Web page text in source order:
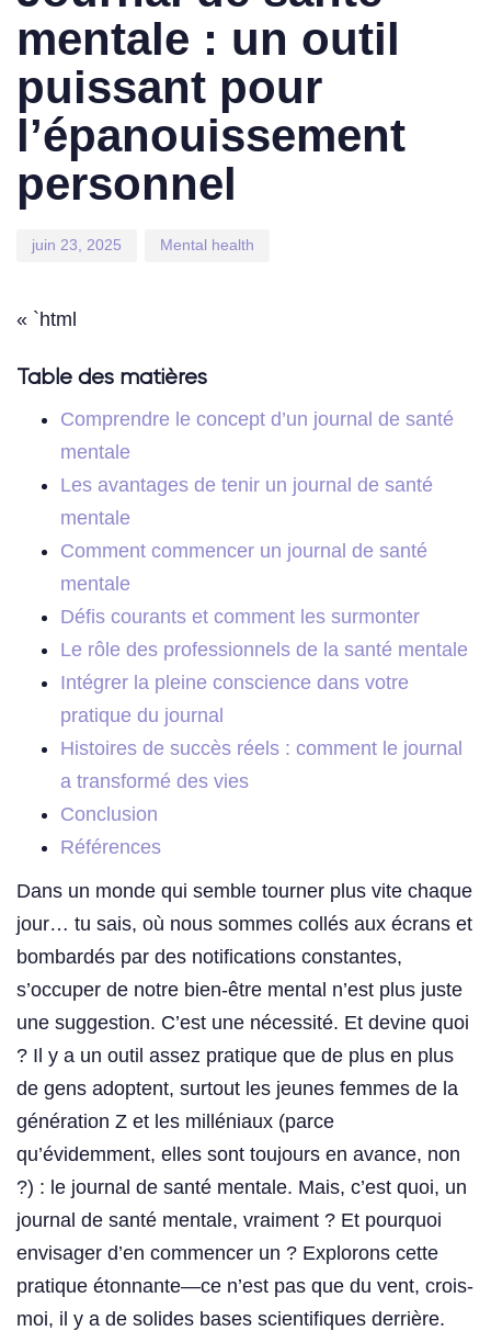
mentale : un outil
puissant pour
l’épanouissement
personnel
juin 23, 2025 Mental health
« `html
Table des matières
Comprendre le concept d’un journal de santé
mentale
Les avantages de tenir un journal de santé
mentale
Comment commencer un journal de santé
mentale
Défis courants et comment les surmonter
Le rôle des professionnels de la santé mentale
Intégrer la pleine conscience dans votre
pratique du journal
Histoires de succès réels : comment le journal
a transformé des vies
Conclusion
Références
Dans un monde qui semble tourner plus vite chaque
jour… tu sais, où nous sommes collés aux écrans et
bombardés par des notifications constantes,
s’occuper de notre bien-être mental n’est plus juste
une suggestion. C’est une nécessité. Et devine quoi
? Il y a un outil assez pratique que de plus en plus
de gens adoptent, surtout les jeunes femmes de la
génération Z et les milléniaux (parce
qu’évidemment, elles sont toujours en avance, non
?) : le journal de santé mentale. Mais, c’est quoi, un
journal de santé mentale, vraiment ? Et pourquoi
envisager d’en commencer un ? Explorons cette
pratique étonnante—ce n’est pas que du vent, crois-
moi, il y a de solides bases scientifiques derrière.